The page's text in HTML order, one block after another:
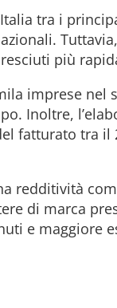
tra i
più
imprese
Inoltre,
fatturato tra
di marca
e maggiore